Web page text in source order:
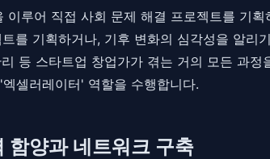
루어 직접 사회 문제 해결 프로젝트를 기
를 기획하거나, 기후 변화의 심각성을 알
등 스타트업 창업가가 겪는 거의 모든 과
셀러레이터' 역할을 수행합니다.
함양과 네트워크 구축